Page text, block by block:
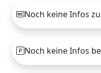
Noch keine Infos
Noch keine Infos